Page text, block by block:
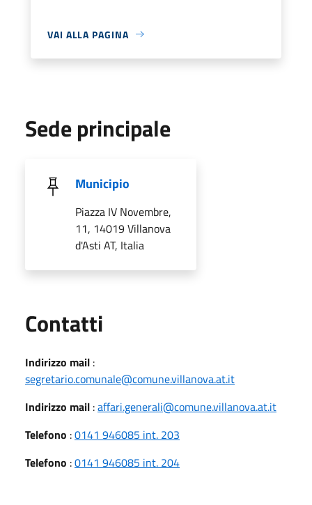
VAI ALLA PAGINA
Sede principale
Municipio
Piazza IV Novembre,
11, 14019 Villanova
d'Asti AT, Italia
Contatti
Indirizzo mail :
segretario.comunale@comune.villanova.at.it
Indirizzo mail :affari.generali@comune.villanova.at.it
Telefono :0141 946085 int. 203
Telefono :0141 946085 int. 204